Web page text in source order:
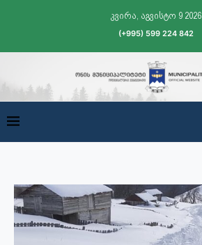
კვირა, აგვისტო 9 2026
(+995) 599 224 842